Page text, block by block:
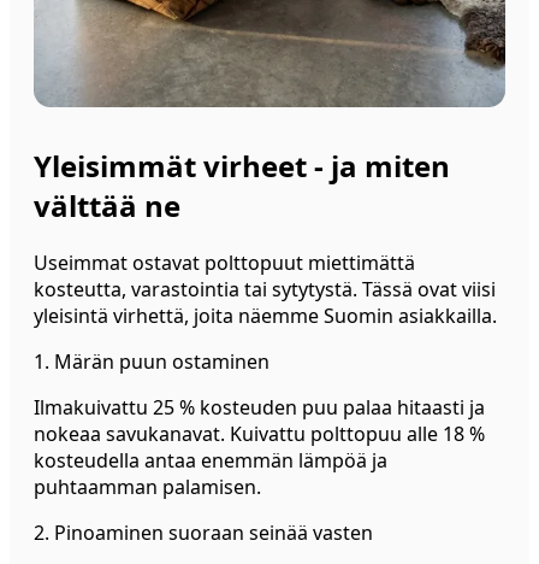
Yleisimmät virheet - ja miten
välttää ne
Useimmat ostavat polttopuut miettimättä
kosteutta, varastointia tai sytytystä. Tässä ovat viisi
yleisintä virhettä, joita näemme Suomin asiakkailla.
1. Märän puun ostaminen
Ilmakuivattu 25 % kosteuden puu palaa hitaasti ja
nokeaa savukanavat. Kuivattu polttopuu alle 18 %
kosteudella antaa enemmän lämpöä ja
puhtaamman palamisen.
2. Pinoaminen suoraan seinää vasten